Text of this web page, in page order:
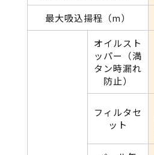
最大吸込揚程（m）
オイルスト
ッパー（満
タン時漏れ
防止）
フィルタセ
ット